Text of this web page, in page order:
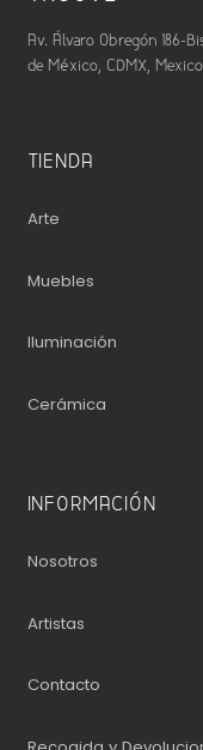
Av. Álvaro Obregón 186-
de México, CDMX, Mexico
TIENDA
Arte
Muebles
Iluminación
Cerámica
INFORMACIÓN
Nosotros
Artistas
Contacto